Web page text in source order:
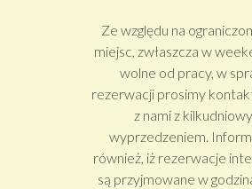
Ze względu na
miejsc, zwłaszcza w
wolne od pracy, w
rezerwacji prosimy
z nami z
wyprzedzeniem.
również, iż rezerwacje
są przyjmowane w